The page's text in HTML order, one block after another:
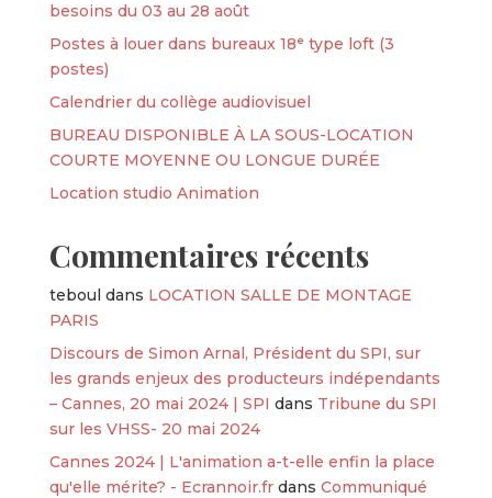
besoins du 03 au 28 août
Postes à louer dans bureaux 18ᵉ type loft (3
postes)
Calendrier du collège audiovisuel
BUREAU DISPONIBLE À LA SOUS-LOCATION
COURTE MOYENNE OU LONGUE DURÉE
Location studio Animation
Commentaires récents
teboul dans LOCATION SALLE DE MONTAGE
PARIS
Discours de Simon Arnal, Président du SPI, sur
les grands enjeux des producteurs indépendants
– Cannes, 20 mai 2024 | SPI dans Tribune du SPI
sur les VHSS- 20 mai 2024
Cannes 2024 | L'animation a-t-elle enfin la place
qu'elle mérite? - Ecrannoir.frdans Communiqué